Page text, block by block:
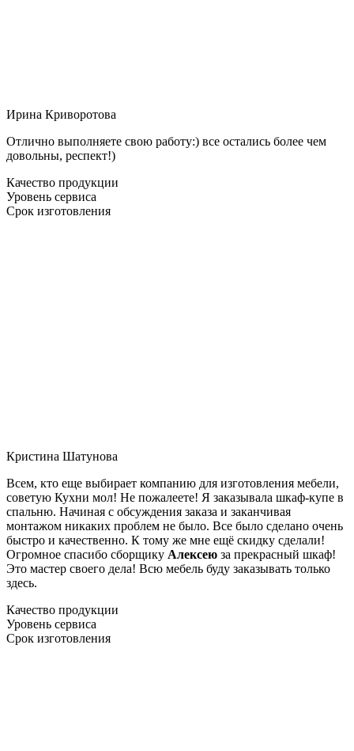
Ирина Криворотова
Отлично выполняете свою работу:) все остались более чем
довольны, респект!)
Качество продукции
Уровень сервиса
Срок изготовления
Кристина Шатунова
Всем, кто еще выбирает компанию для изготовления мебели,
советую Кухни мол! Не пожалеете! Я заказывала шкаф-купе в
спальню. Начиная с обсуждения заказа и заканчивая
монтажом никаких проблем не было. Все было сделано очень
быстро и качественно. К тому же мне ещё скидку сделали!
Огромное спасибо сборщику Алексею за прекрасный шкаф!
Это мастер своего дела! Всю мебель буду заказывать только
здесь.
Качество продукции
Уровень сервиса
Срок изготовления